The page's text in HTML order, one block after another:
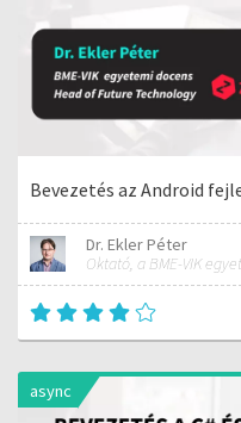
Bevezetés az Android
Dr. Ekler Péter
async